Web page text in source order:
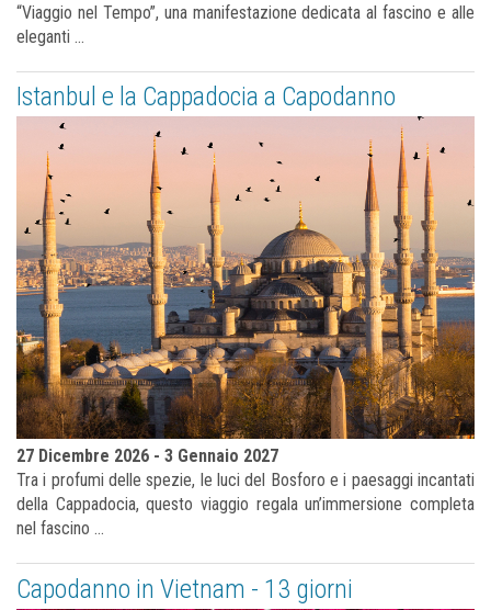
“Viaggio nel Tempo”, una manifestazione dedicata al fascino e alle
eleganti ...
Istanbul e la Cappadocia a Capodanno
27 Dicembre 2026 - 3 Gennaio 2027
Tra i profumi delle spezie, le luci del Bosforo e i paesaggi incantati
della Cappadocia, questo viaggio regala un’immersione completa
nel fascino ...
Capodanno in Vietnam - 13 giorni